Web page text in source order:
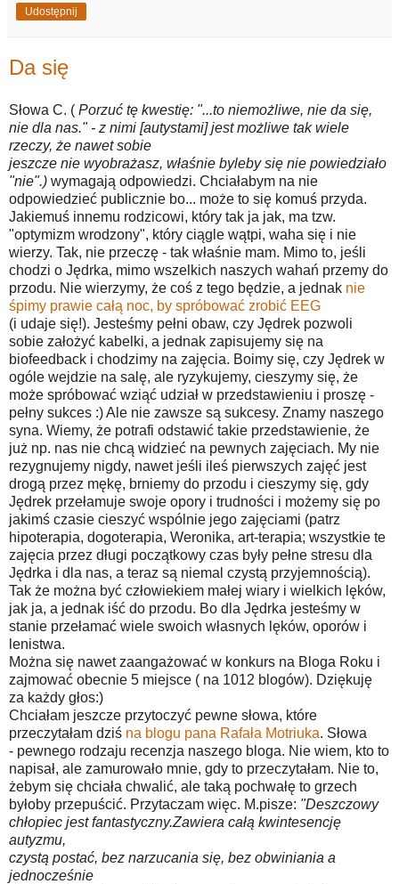
Udostępnij
Da się
Słowa C. ( Porzuć tę kwestię: "...to niemożliwe, nie da się,
nie dla nas." - z nimi [autystami] jest możliwe tak wiele
rzeczy, że nawet sobie
jeszcze nie wyobrażasz, właśnie byleby się nie powiedziało
"nie".) wymagają odpowiedzi. Chciałabym na nie
odpowiedzieć publicznie bo... może to się komuś przyda.
Jakiemuś innemu rodzicowi, który tak ja jak, ma tzw.
"optymizm wrodzony", który ciągle wątpi, waha się i nie
wierzy. Tak, nie przeczę - tak właśnie mam. Mimo to, jeśli
chodzi o Jędrka, mimo wszelkich naszych wahań przemy do
przodu. Nie wierzymy, że coś z tego będzie, a jednak nie
śpimy prawie całą noc, by spróbować zrobić EEG
(i udaje się!). Jesteśmy pełni obaw, czy Jędrek pozwoli
sobie założyć kabelki, a jednak zapisujemy się na
biofeedback i chodzimy na zajęcia. Boimy się, czy Jędrek w
ogóle wejdzie na salę, ale ryzykujemy, cieszymy się, że
może spróbować wziąć udział w przedstawieniu i proszę -
pełny sukces :) Ale nie zawsze są sukcesy. Znamy naszego
syna. Wiemy, że potrafi odstawić takie przedstawienie, że
już np. nas nie chcą widzieć na pewnych zajęciach. My nie
rezygnujemy nigdy, nawet jeśli ileś pierwszych zajęć jest
drogą przez mękę, brniemy do przodu i cieszymy się, gdy
Jędrek przełamuje swoje opory i trudności i możemy się po
jakimś czasie cieszyć wspólnie jego zajęciami (patrz
hipoterapia, dogoterapia, Weronika, art-terapia; wszystkie te
zajęcia przez długi początkowy czas były pełne stresu dla
Jędrka i dla nas, a teraz są niemal czystą przyjemnością).
Tak że można być człowiekiem małej wiary i wielkich lęków,
jak ja, a jednak iść do przodu. Bo dla Jędrka jesteśmy w
stanie przełamać wiele swoich własnych lęków, oporów i
lenistwa.
Można się nawet zaangażować w konkurs na Bloga Roku i
zajmować obecnie 5 miejsce ( na 1012 blogów). Dziękuję
za każdy głos:)
Chciałam jeszcze przytoczyć pewne słowa, które
przeczytałam dziś na blogu pana Rafała Motriuka. Słowa
- pewnego rodzaju recenzja naszego bloga. Nie wiem, kto to
napisał, ale zamurowało mnie, gdy to przeczytałam. Nie to,
żebym się chciała chwalić, ale taką pochwałę to grzech
byłoby przepuścić. Przytaczam więc. M.pisze: "Deszczowy
chłopiec jest fantastyczny.Zawiera całą kwintesencję
autyzmu,
czystą postać, bez narzucania się, bez obwiniania a
jednocześnie